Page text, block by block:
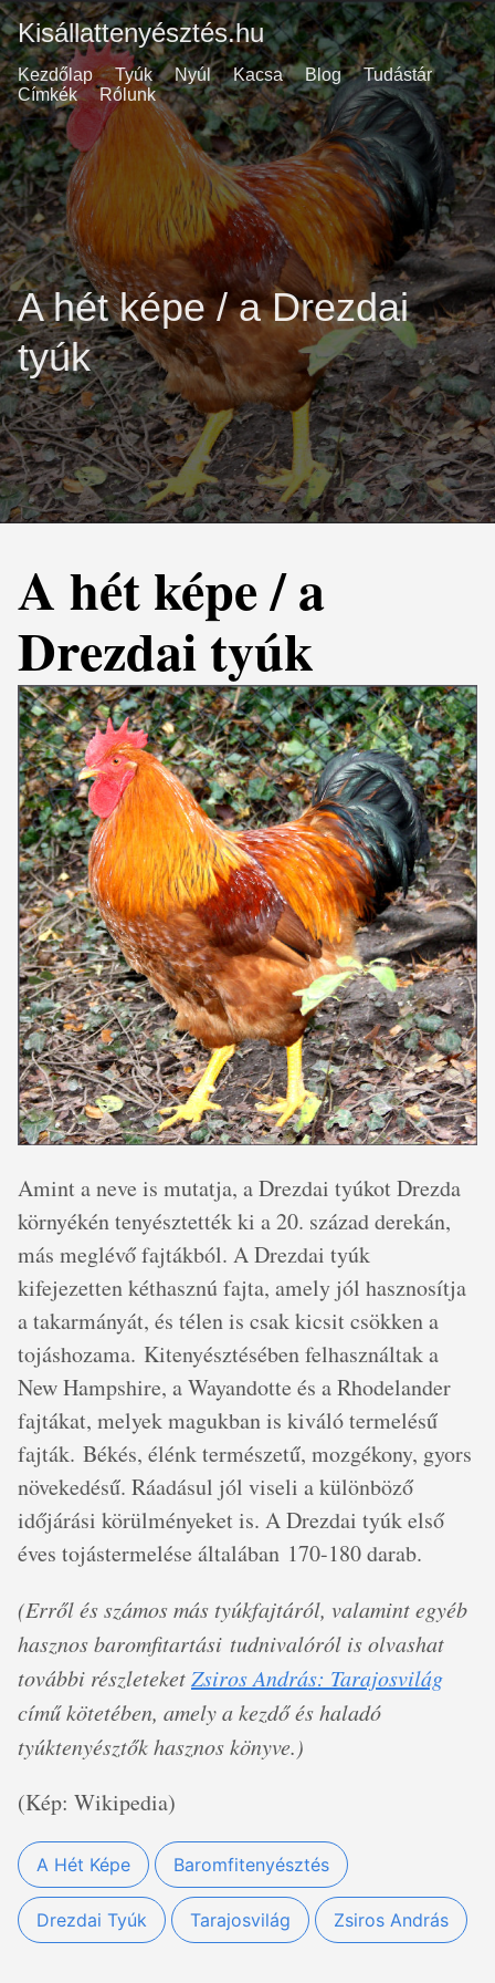
Kisállattenyésztés.hu
Kezdőlap Tyúk Nyúl Kacsa Blog
Tudástár
Címkék
Rólunk
A hét képe / a Drezdai
tyúk
A hét képe / a
Drezdai tyúk
Amint a neve is mutatja, a Drezdai tyúkot Drezda
környékén tenyésztették ki a 20. század derekán,
más meglévő fajtákból. A Drezdai tyúk
kifejezetten kéthasznú fajta, amely jól hasznosítja
a takarmányát, és télen is csak kicsit csökken a
tojáshozama. Kitenyésztésében felhasználtak a
New Hampshire, a Wayandotte és a Rhodelander
fajtákat, melyek magukban is kiváló termelésű
fajták. Békés, élénk természetű, mozgékony, gyors
növekedésű. Ráadásul jól viseli a különböző
időjárási körülményeket is. A Drezdai tyúk első
éves tojástermelése általában 170-180 darab.
(Erről és számos más tyúkfajtáról, valamint egyéb
hasznos baromfitartási tudnivalóról is olvashat
további részleteketZsiros András: Tarajosvilág
című kötetében, amely a kezdő és haladó
tyúktenyésztők hasznos könyve.)
(Kép: Wikipedia)
A Hét Képe Baromfitenyésztés
Drezdai Tyúk Tarajosvilág Zsiros András